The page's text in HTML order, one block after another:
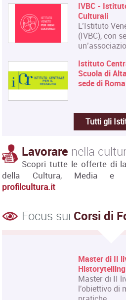
IVBC -
Culturali
L’Istituto
(IVBC), con
Istituto
Scuola di
sede di Roma
Tutti gli
Lavorare nella
Scopri tutte le offerte di
della Cultura, Media e
profilcultura.it
Focus sui Corsi di
Corso
Diploma
- Laurea
titolo…